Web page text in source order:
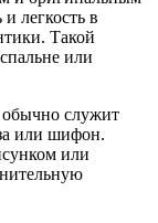
легкость в
Такой
или
служит
или шифон.
или